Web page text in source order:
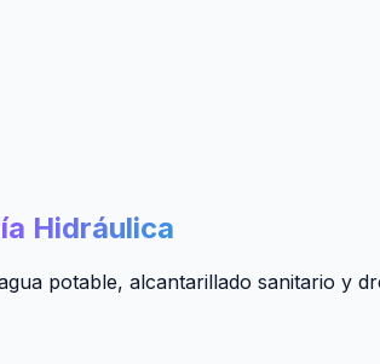
Hidráulica
potable, alcantarillado sanitario y